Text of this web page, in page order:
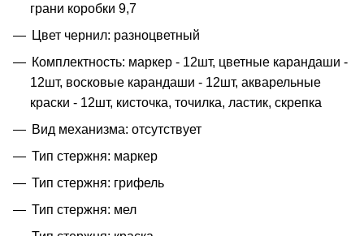
грани коробки 9,7
Цвет чернил: разноцветный
Комплектность: маркер - 12шт, цветные карандаши -
12шт, восковые карандаши - 12шт, акварельные
краски - 12шт, кисточка, точилка, ластик, скрепка
Вид механизма: отсутствует
Тип стержня: маркер
Тип стержня: грифель
Тип стержня: мел